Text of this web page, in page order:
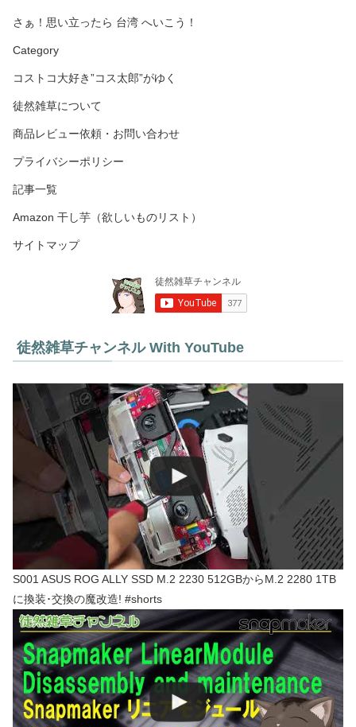
さぁ！思い立ったら 台湾 へいこう！
Category
コストコ大好き”コス太郎”がゆく
徒然雑草について
商品レビュー依頼・お問い合わせ
プライバシーポリシー
記事一覧
Amazon 干し芋（欲しいものリスト）
サイトマップ
徒然雑草チャンネル With YouTube
S001 ASUS ROG ALLY SSD M.2 2230 512GBからM.2 2280 1TB
に換装･交換の魔改造! #shorts